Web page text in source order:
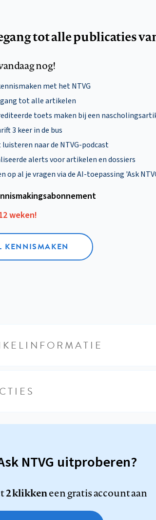
tot alle publicaties
nog!
met het NTVG
tot alle artikelen
toets maken bij een
3 keer in de bus
naar de NTVG-podcast
alerts voor artikelen en dossiers
op al je vragen via de AI-toepassing 'Ask
weken!
KENNISMAKEN
NTVG uitproberen?
2 klikkeneen gratis account aan